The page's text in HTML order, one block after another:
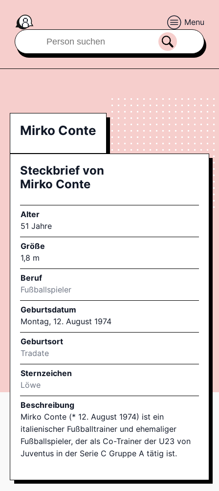
Menu
Mirko Conte
Steckbrief von
Mirko Conte
Alter
51 Jahre
Größe
1,8 m
Beruf
Fußballspieler
Geburtsdatum
Montag, 12. August 1974
Geburtsort
Tradate
Sternzeichen
Löwe
Beschreibung
Mirko Conte (* 12. August 1974) ist ein
italienischer Fußballtrainer und ehemaliger
Fußballspieler, der als Co-Trainer der U23 von
Juventus in der Serie C Gruppe A tätig ist.